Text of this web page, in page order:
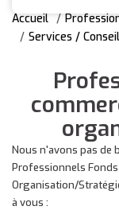
Accueil
Services / Conseil
Nous n'avons pas de
Professionnels
Organisation/
à vous :